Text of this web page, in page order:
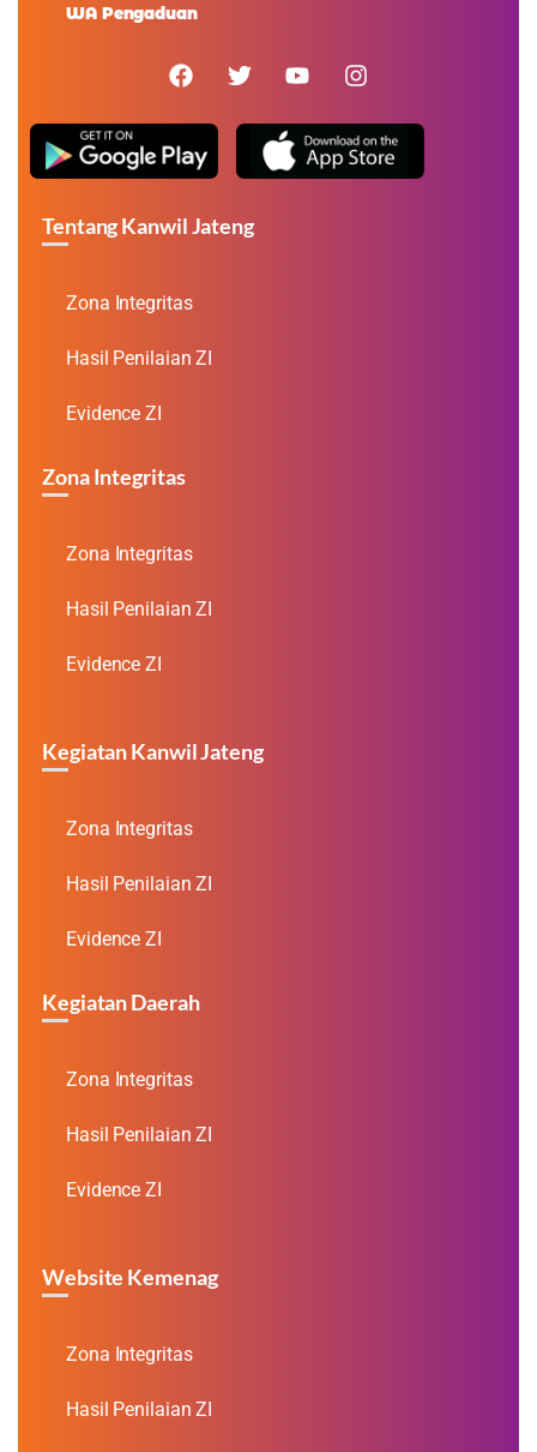
WA Pengaduan
Tentang Kanwil Jateng
Zona Integritas
Hasil Penilaian ZI
Evidence ZI
Zona Integritas
Zona Integritas
Hasil Penilaian ZI
Evidence ZI
Kegiatan Kanwil Jateng
Zona Integritas
Hasil Penilaian ZI
Evidence ZI
Kegiatan Daerah
Zona Integritas
Hasil Penilaian ZI
Evidence ZI
Website Kemenag
Zona Integritas
Hasil Penilaian ZI